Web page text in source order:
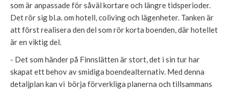
som är anpassade för såväl kortare och längre tidsperioder.
Det rör sig bl.a. om hotell, coliving och lägenheter. Tanken är
att först realisera den del som rör korta boenden, där hotellet
är en viktig del.
- Det som händer på Finnslätten är stort, det i sin tur har
skapat ett behov av smidiga boendealternativ. Med denna
detaljplan kan vi börja förverkliga planerna och tillsammans